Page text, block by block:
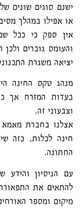
ישנם סוגים שונים
או אפילו במהלך
אין ספק כי ככל
והעומס גוברים
יציאה משגרת
מנהג טקס החינה
בעדות המזרח אך
וצבעוני זה.
אצלנו בחברת מאמא
חינה לכלות, כזה
החתונה.
עם הניסיון והידע
להתאים את
מיקום ומספר